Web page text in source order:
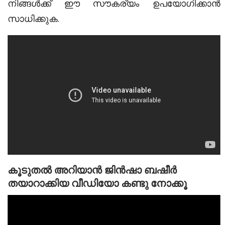
നിങ്ങൾക്ക് ഈ സൗകര്യം ഉപയോഗിക്കാൻ
സാധിക്കുക.
കൂടുതൽ അറിയാൻ ജിൻഷാ ബഷീർ
തയാറാക്കിയ വീഡിയോ കണ്ടു നോക്കൂ